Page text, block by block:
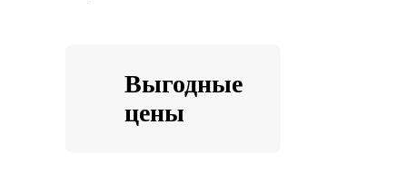
Выгодные
цены